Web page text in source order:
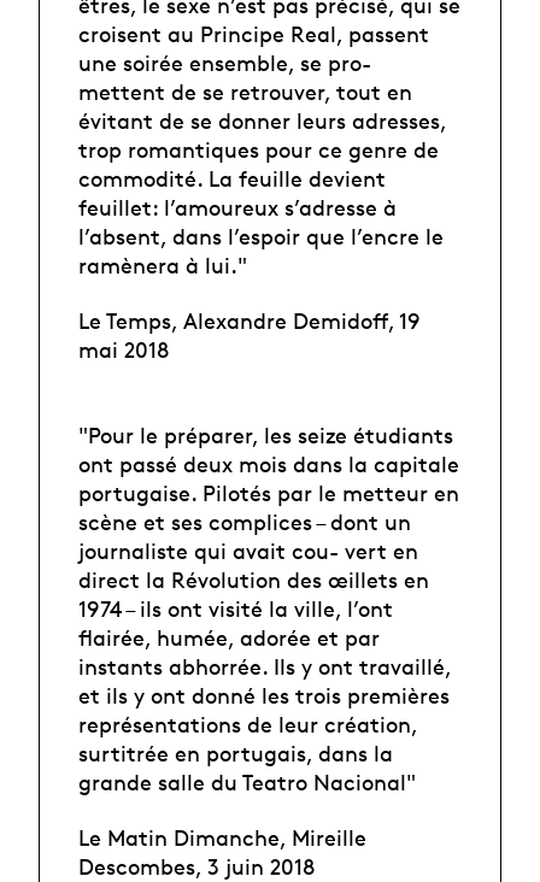
croisent au Principe Real, passent
une soirée ensemble, se pro-
mettent de se retrouver, tout en
évitant de se donner leurs adresses,
trop romantiques pour ce genre de
commodité. La feuille devient
feuillet: l’amoureux s’adresse à
l’absent, dans l’espoir que l’encre le
ramènera à lui."
Le Temps, Alexandre Demidoff, 19
mai 2018
"Pour le préparer, les seize étudiants
ont passé deux mois dans la capitale
portugaise. Pilotés par le metteur en
scène et ses complices – dont un
journaliste qui avait cou- vert en
direct la Révolution des œillets en
1974 – ils ont visité la ville, l’ont
flairée, humée, adorée et par
instants abhorrée. Ils y ont travaillé,
et ils y ont donné les trois premières
représentations de leur création,
surtitrée en portugais, dans la
grande salle du Teatro Nacional"
Le Matin Dimanche, Mireille
Descombes, 3 juin 2018